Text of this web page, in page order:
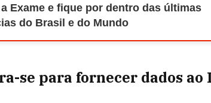
Exame e fique por dentro das últimas
do Brasil e do Mundo
se para fornecer dados ao